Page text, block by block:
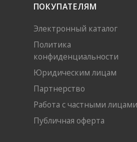
ПОКУПАТЕЛЯМ
Электронный каталог
Политика
конфиденциальности
Юридическим лицам
Партнерство
Работа с частными лицами
Публичная оферта